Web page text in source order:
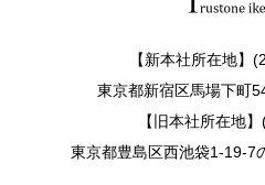
【新本社所在地】
東京都新宿区馬場下町
【旧本社所在地
東京都豊島区西池袋1-19-7